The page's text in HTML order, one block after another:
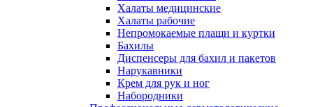
Халаты медицинские
Халаты рабочие
Непромокаемые плащи и куртки
Бахилы
Диспенсеры для бахил и пакетов
Нарукавники
Крем для рук и ног
Набородники